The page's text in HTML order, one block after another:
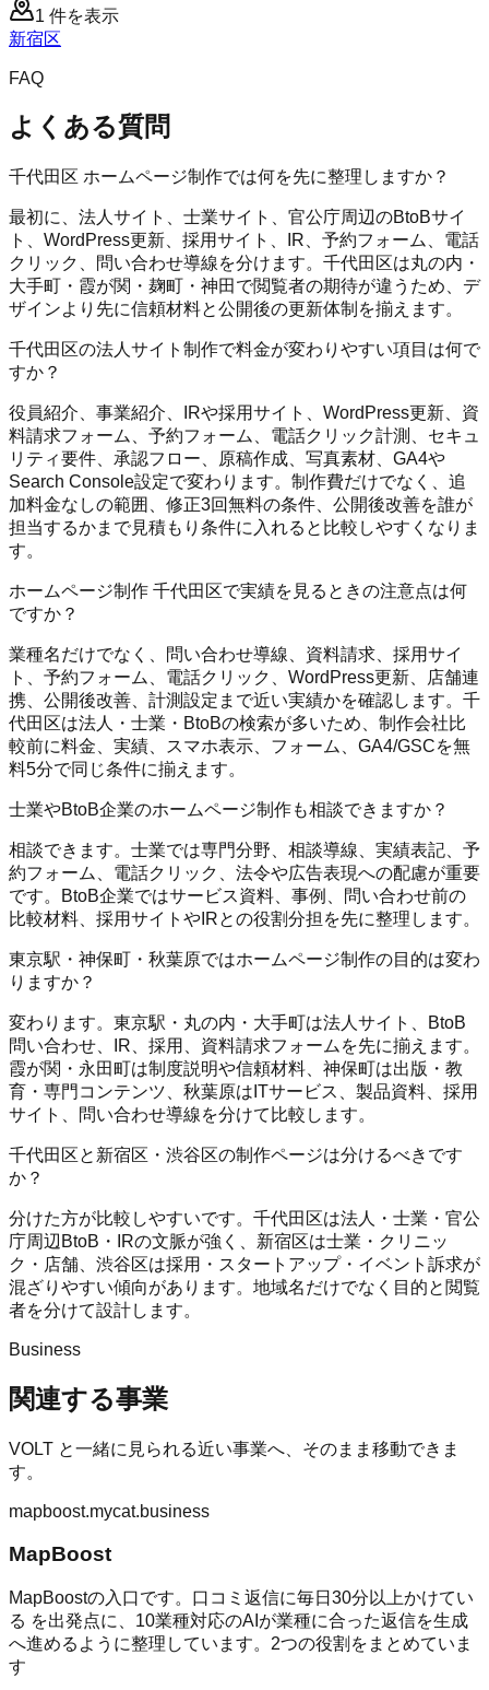
1 件を表示
新宿区
FAQ
よくある質問
千代田区 ホームページ制作では何を先に整理しますか？
最初に、法人サイト、士業サイト、官公庁周辺のBtoBサイ
ト、WordPress更新、採用サイト、IR、予約フォーム、電話
クリック、問い合わせ導線を分けます。千代田区は丸の内・
大手町・霞が関・麹町・神田で閲覧者の期待が違うため、デ
ザインより先に信頼材料と公開後の更新体制を揃えます。
千代田区の法人サイト制作で料金が変わりやすい項目は何で
すか？
役員紹介、事業紹介、IRや採用サイト、WordPress更新、資
料請求フォーム、予約フォーム、電話クリック計測、セキュ
リティ要件、承認フロー、原稿作成、写真素材、GA4や
Search Console設定で変わります。制作費だけでなく、追
加料金なしの範囲、修正3回無料の条件、公開後改善を誰が
担当するかまで見積もり条件に入れると比較しやすくなりま
す。
ホームページ制作 千代田区で実績を見るときの注意点は何
ですか？
業種名だけでなく、問い合わせ導線、資料請求、採用サイ
ト、予約フォーム、電話クリック、WordPress更新、店舗連
携、公開後改善、計測設定まで近い実績かを確認します。千
代田区は法人・士業・BtoBの検索が多いため、制作会社比
較前に料金、実績、スマホ表示、フォーム、GA4/GSCを無
料5分で同じ条件に揃えます。
士業やBtoB企業のホームページ制作も相談できますか？
相談できます。士業では専門分野、相談導線、実績表記、予
約フォーム、電話クリック、法令や広告表現への配慮が重要
です。BtoB企業ではサービス資料、事例、問い合わせ前の
比較材料、採用サイトやIRとの役割分担を先に整理します。
東京駅・神保町・秋葉原ではホームページ制作の目的は変わ
りますか？
変わります。東京駅・丸の内・大手町は法人サイト、BtoB
問い合わせ、IR、採用、資料請求フォームを先に揃えます。
霞が関・永田町は制度説明や信頼材料、神保町は出版・教
育・専門コンテンツ、秋葉原はITサービス、製品資料、採用
サイト、問い合わせ導線を分けて比較します。
千代田区と新宿区・渋谷区の制作ページは分けるべきです
か？
分けた方が比較しやすいです。千代田区は法人・士業・官公
庁周辺BtoB・IRの文脈が強く、新宿区は士業・クリニッ
ク・店舗、渋谷区は採用・スタートアップ・イベント訴求が
混ざりやすい傾向があります。地域名だけでなく目的と閲覧
者を分けて設計します。
Business
関連する事業
VOLT と一緒に見られる近い事業へ、そのまま移動できま
す。
mapboost.mycat.business
MapBoost
MapBoostの入口です。口コミ返信に毎日30分以上かけてい
る を出発点に、10業種対応のAIが業種に合った返信を生成
へ進めるように整理しています。2つの役割をまとめていま
す